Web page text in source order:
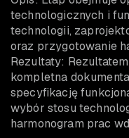
technologicznych i
technologii,
oraz przygotowanie
Rezultaty:
kompletna
specyfikację
wybór stosu
harmonogram prac